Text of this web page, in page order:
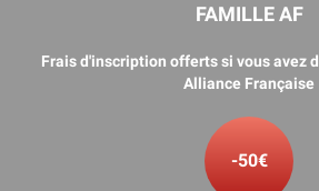
FAMILLE AF
Frais d'inscription offerts si vous avez
Alliance Française
-50€